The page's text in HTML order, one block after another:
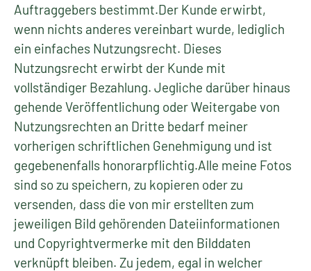
Auftraggebers bestimmt.Der Kunde erwirbt,
wenn nichts anderes vereinbart wurde, lediglich
ein einfaches Nutzungsrecht. Dieses
Nutzungsrecht erwirbt der Kunde mit
vollständiger Bezahlung. Jegliche darüber hinaus
gehende Veröffentlichung oder Weitergabe von
Nutzungsrechten an Dritte bedarf meiner
vorherigen schriftlichen Genehmigung und ist
gegebenenfalls honorarpflichtig.Alle meine Fotos
sind so zu speichern, zu kopieren oder zu
versenden, dass die von mir erstellten zum
jeweiligen Bild gehörenden Dateiinformationen
und Copyrightvermerke mit den Bilddaten
verknüpft bleiben. Zu jedem, egal in welcher